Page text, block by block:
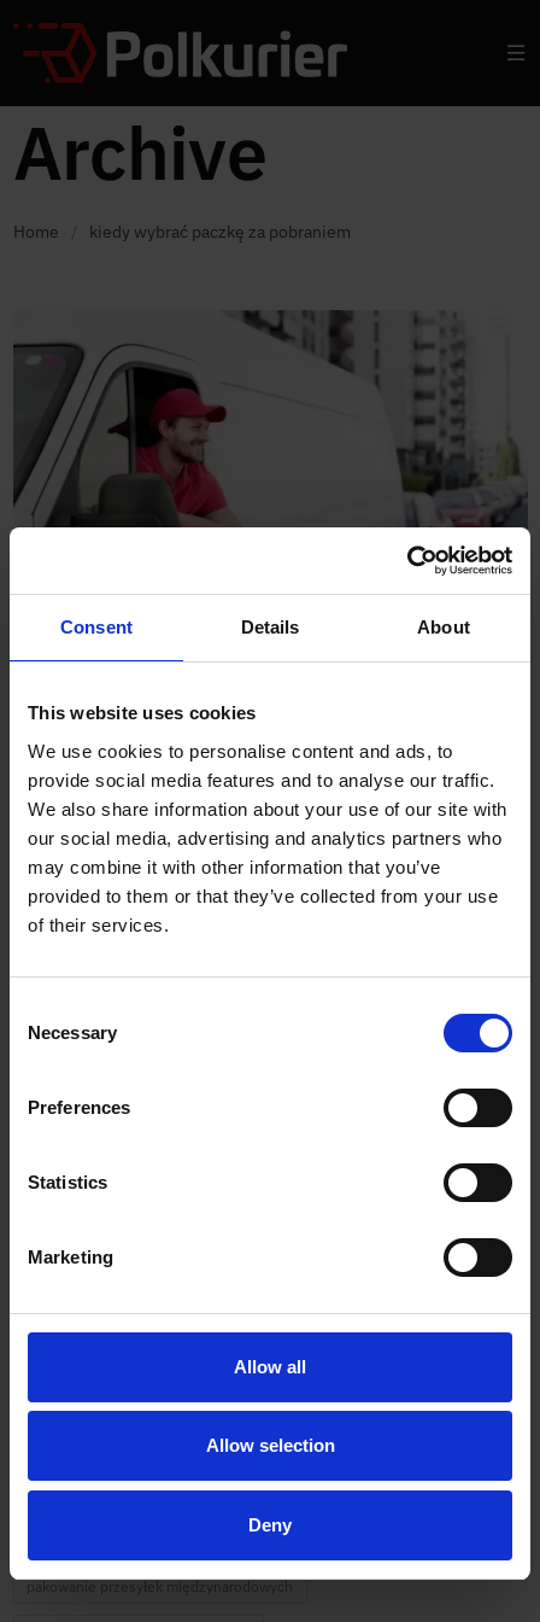
Consent Details About
This website uses cookies
We use cookies to personalise content and ads, to
provide social media features and to analyse our traffic.
We also share information about your use of our site with
our social media, advertising and analytics partners who
may combine it with other information that you’ve
provided to them or that they’ve collected from your use
of their services.
Selection
Necessary
Preferences
Statistics
Marketing
Allow all
Allow selection
Deny
Archive
Home kiedy wybrać paczkę za pobraniem
12.04.2026 Porady,Usługi kurierskie
DPD Pickup – paczka za
pobraniem (COD)
Usługa DPD Pickup umożliwia nadanie paczki za pobraniem, co jest
popularnym rozwiązaniem przy sprzedaży online. Należy jednak
przesyłki międzynarodowe e-commerce
nadanie paczki kurierem online szybka wysyłka paczek
wysyłka paczki za granicę
przesyłki międzynarodowe kurier DPD
transport towarów na paletach
kurier paletowy integracje kurierskie e-commerce
kurier ekologiczny
pakowanie przesyłek międzynarodowych